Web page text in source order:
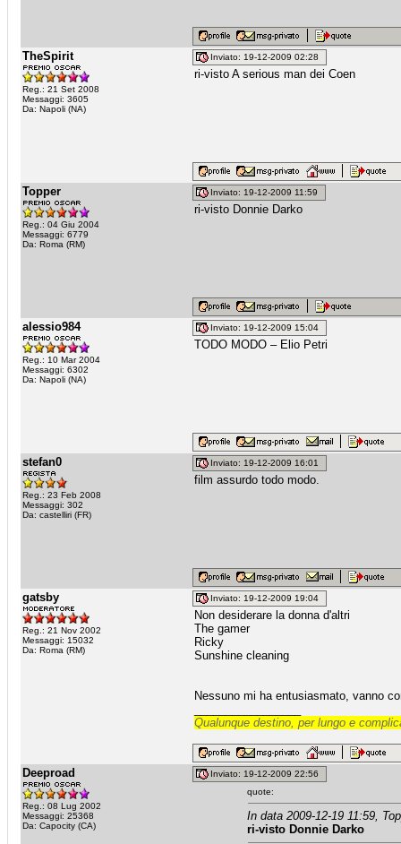
TheSpirit
Reg.: 21 Set 2008
Messaggi: 3605
Da: Napoli (NA)
Inviato: 19-12-2009 02:28
ri-visto A serious man dei Coen
Topper
Reg.: 04 Giu 2004
Messaggi: 6779
Da: Roma (RM)
Inviato: 19-12-2009 11:59
ri-visto Donnie Darko
alessio984
Reg.: 10 Mar 2004
Messaggi: 6302
Da: Napoli (NA)
Inviato: 19-12-2009 15:04
TODO MODO – Elio Petri
stefan0
Reg.: 23 Feb 2008
Messaggi: 302
Da: castelliri (FR)
Inviato: 19-12-2009 16:01
film assurdo todo modo.
gatsby
Reg.: 21 Nov 2002
Messaggi: 15032
Da: Roma (RM)
Inviato: 19-12-2009 19:04
Non desiderare la donna d'altri
The gamer
Ricky
Sunshine cleaning
Nessuno mi ha entusiasmato, vanno
Qualunque destino, per lungo e
Deeproad
Reg.: 08 Lug 2002
Messaggi: 25368
Da: Capocity (CA)
Inviato: 19-12-2009 22:56
quote:
In data 2009-12-19 11:59,
ri-visto Donnie Darko